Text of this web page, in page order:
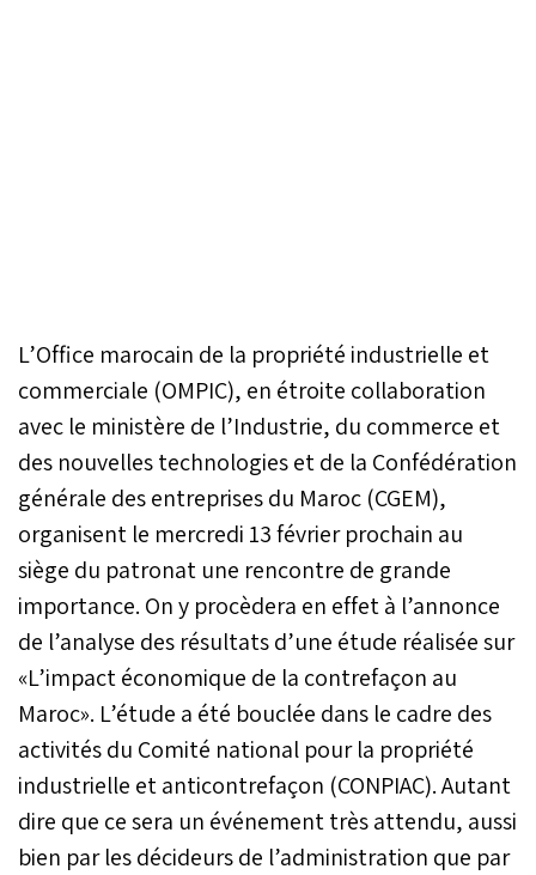
L’Office marocain de la propriété industrielle et
commerciale (OMPIC), en étroite collaboration
avec le ministère de l’Industrie, du commerce et
des nouvelles technologies et de la Confédération
générale des entreprises du Maroc (CGEM),
organisent le mercredi 13 février prochain au
siège du patronat une rencontre de grande
importance. On y procèdera en effet à l’annonce
de l’analyse des résultats d’une étude réalisée sur
«L’impact économique de la contrefaçon au
Maroc». L’étude a été bouclée dans le cadre des
activités du Comité national pour la propriété
industrielle et anticontrefaçon (CONPIAC). Autant
dire que ce sera un événement très attendu, aussi
bien par les décideurs de l’administration que par